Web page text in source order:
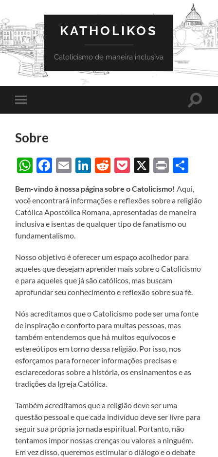
KATHOLIKOS
Catolicismo de maneira inclusiva
Toggle
mobile
Toggle
Sobre
WhatsApp
Facebook
EmailLinkedIn
Reddit
Pocket
X Print
Bem-vindo à nossa página sobre o Catolicismo! Aqui,
você encontrará informações e reflexões sobre a religião
Católica Apostólica Romana, apresentadas de maneira
inclusiva e isentas de qualquer tipo de fanatismo ou
fundamentalismo.
Nosso objetivo é oferecer um espaço acolhedor para
aqueles que desejam aprender mais sobre o Catolicismo
e para aqueles que já são católicos, mas buscam
aprofundar seu conhecimento e reflexão sobre sua fé.
Nós acreditamos que o Catolicismo pode ser uma fonte
de inspiração e conforto para muitas pessoas, mas
também entendemos que há muitos equívocos e
estereótipos em torno dessa religião. Por isso, nos
esforçamos para fornecer informações precisas e
esclarecedoras sobre a história, os ensinamentos e as
tradições da Igreja Católica.
Também acreditamos que a religião deve ser uma
questão pessoal e que cada indivíduo deve ser livre para
seguir sua própria jornada espiritual. Portanto, não
tentamos impor nossas crenças ou valores a ninguém.
Em vez disso, queremos estimular o diálogo e o debate